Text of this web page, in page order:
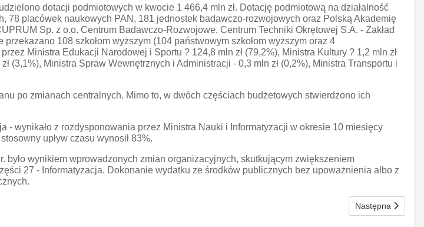
dotacji podmiotowych w kwocie 1 466,4 mln zł. Dotację podmiotową na działalność
78 placówek naukowych PAN, 181 jednostek badawczo-rozwojowych oraz Polską Akademię
Sp. z o.o. Centrum Badawczo-Rozwojowe, Centrum Techniki Okrętowej S.A. - Zakład
108 szkołom wyższym (104 państwowym szkołom wyższym oraz 4
Ministra Edukacji Narodowej i Sportu ? 124,8 mln zł (79,2%), Ministra Kultury ? 1,2 mln zł
(3,1%), Ministra Spraw Wewnętrznych i Administracji - 0,3 mln zł (0,2%), Ministra Transportu i
po zmianach centralnych. Mimo to, w dwóch częściach budżetowych stwierdzono ich
- wynikało z rozdysponowania przez Ministra Nauki i Informatyzacji w okresie 10 miesięcy
upływ czasu wynosił 83%.
wynikiem wprowadzonych zmian organizacyjnych, skutkującym zwiększeniem
27 - Informatyzacja. Dokonanie wydatku ze środków publicznych bez upoważnienia albo z
Następna strona:
Następna